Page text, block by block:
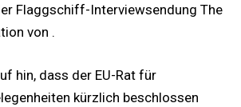
Flaggschiff-Interviewsendung The
von .
hin, dass der EU-Rat für
kürzlich beschlossen